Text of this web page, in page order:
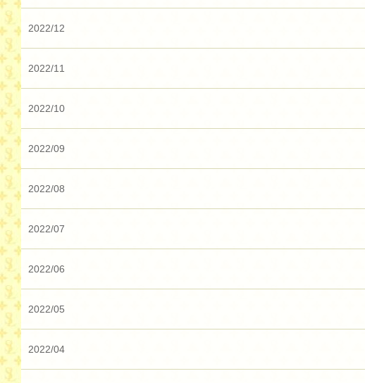
2022/12
2022/11
2022/10
2022/09
2022/08
2022/07
2022/06
2022/05
2022/04